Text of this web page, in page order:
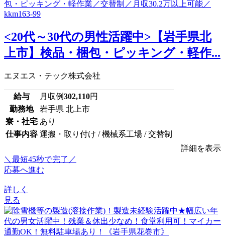
<20代～30代の男性活躍中>【岩手県北
上市】検品・梱包・ピッキング・軽作...
エヌエス・テック株式会社
給与 月収例302,110円
勤務地
岩手県 北上市
寮・社宅 あり
仕事内容 運搬・取り付け / 機械系工場 / 交替制
詳細を表示
＼最短45秒で完了／
応募へ進む
詳しく
見る